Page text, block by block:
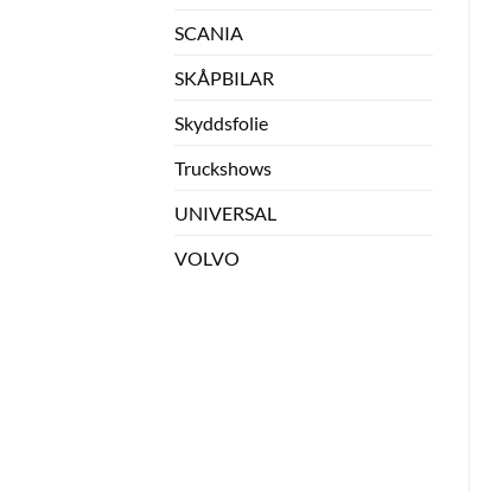
SCANIA
SKÅPBILAR
Skyddsfolie
Truckshows
UNIVERSAL
VOLVO